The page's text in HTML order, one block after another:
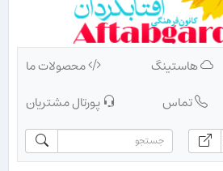
هاستینگ
محصولات ما
تماس پورتال مشتریان